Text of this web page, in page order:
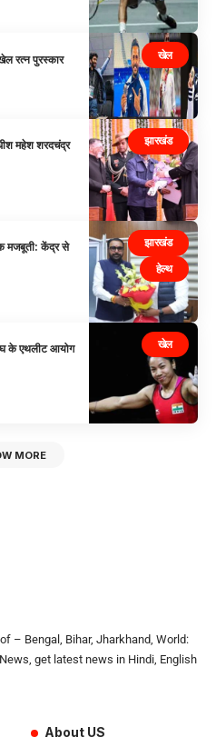
खेल
रत्न पुरस्कार
झारखंड
महेश शरदचंद्र
झारखंड
हेल्थ
मजबूती: केंद्र से
खेल
के एथलीट आयोग
MORE
– Bengal, Bihar, Jharkhand, World:
get latest news in Hindi, English
About US